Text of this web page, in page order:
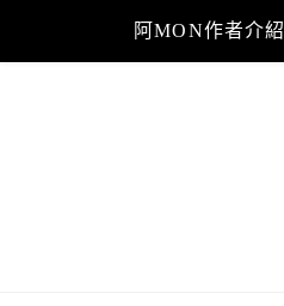
content
阿MON作者介紹